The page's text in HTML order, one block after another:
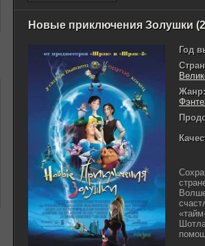
Новые приключения Золушки
Год
Жанр: